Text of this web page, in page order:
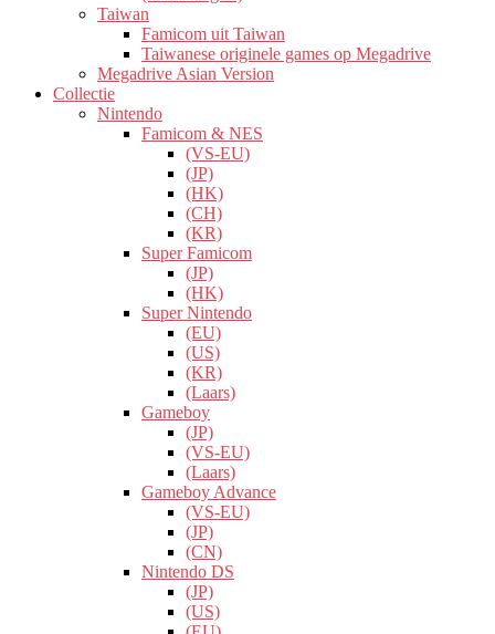
Taiwan
Famicom uit Taiwan
Taiwanese originele games op Megadrive
Megadrive Asian Version
Collectie
Nintendo
Famicom & NES
(VS-EU)
(JP)
(HK)
(CH)
(KR)
Super Famicom
(JP)
(HK)
Super Nintendo
(EU)
(US)
(KR)
(Laars)
Gameboy
(JP)
(VS-EU)
(Laars)
Gameboy Advance
(VS-EU)
(JP)
(CN)
Nintendo DS
(JP)
(US)